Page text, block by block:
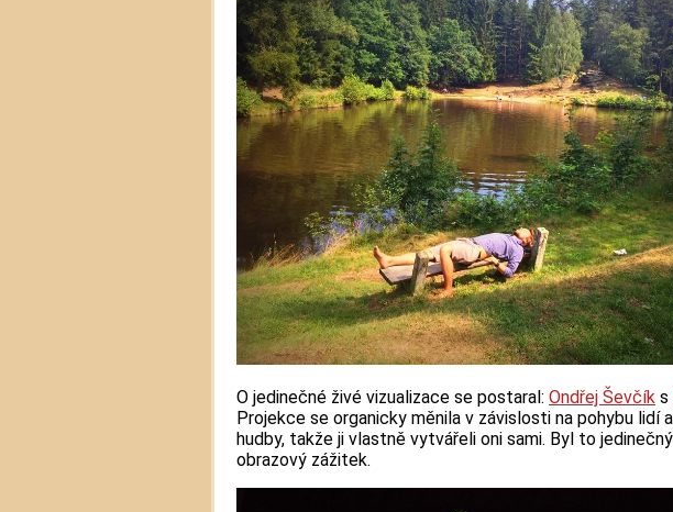
O jedinečné živé vizualizace se postaral: Ondřej Ševčík s
Projekce se organicky měnila v závislosti na pohybu lidí
hudby, takže ji vlastně vytvářeli oni sami. Byl to
obrazový zážitek.